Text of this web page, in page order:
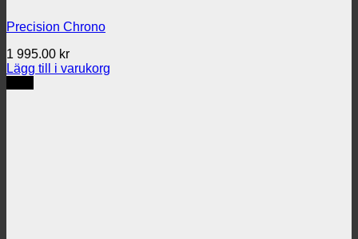
Precision Chrono
1 995.00 kr
Lägg till i varukorg